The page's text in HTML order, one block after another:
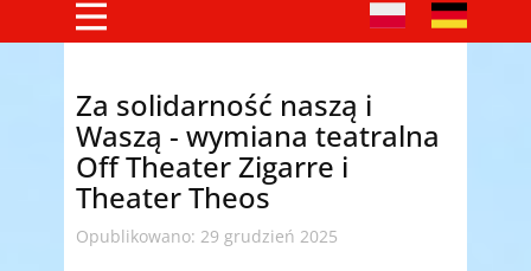
Za solidarność naszą i
Waszą - wymiana teatralna
Off Theater Zigarre i
Theater Theos
Opublikowano: 29 grudzień 2025